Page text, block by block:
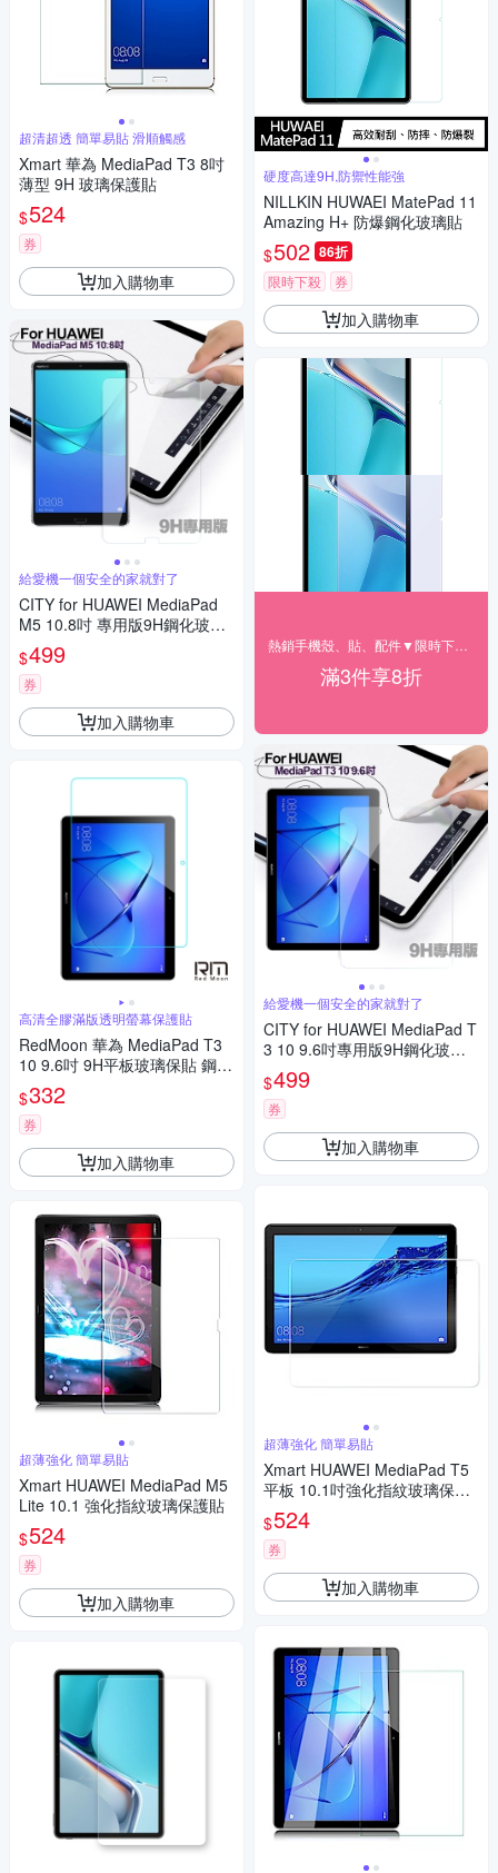
超清超透 簡單易貼 滑順觸感
Xmart 華為 MediaPad T3 8吋
薄型 9H 玻璃保護貼
$524
券
加入購物車
給愛機一個安全的家就對了
CITY for HUAWEI MediaPad
M5 10.8吋 專用版9H鋼化玻璃
保護貼
$499
券
加入購物車
高清全膠滿版透明螢幕保護貼
RedMoon 華為 MediaPad T3
10 9.6吋 9H平板玻璃保貼 鋼化
保貼
$332
券
加入購物車
超薄強化 簡單易貼
Xmart HUAWEI MediaPad M5
Lite 10.1 強化指紋玻璃保護貼
$524
券
加入購物車
硬度高達9H,防禦性能強
NILLKIN HUWAEI MatePad 11
Amazing H+ 防爆鋼化玻璃貼
$502 86折
限時下殺 券
加入購物車
滿3件享8折
給愛機一個安全的家就對了
CITY for HUAWEI MediaPad T
3 10 9.6吋專用版9H鋼化玻璃
保護貼
$499
券
加入購物車
超薄強化 簡單易貼
Xmart HUAWEI MediaPad T5
平板 10.1吋強化指紋玻璃保護
貼
$524
券
加入購物車